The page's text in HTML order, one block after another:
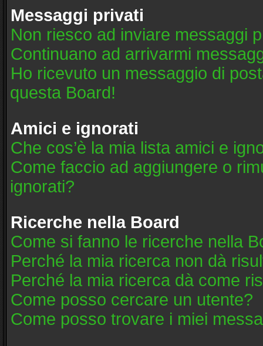
Messaggi privati
Non riesco ad inviare messaggi
Continuano ad arrivarmi
Ho ricevuto un messaggio di
questa Board!
Amici e ignorati
Che cos’è la mia lista amici e
Come faccio ad aggiungere o
ignorati?
Ricerche nella Board
Come si fanno le ricerche nella
Perché la mia ricerca non dà
Perché la mia ricerca dà come
Come posso cercare un utente?
Come posso trovare i miei